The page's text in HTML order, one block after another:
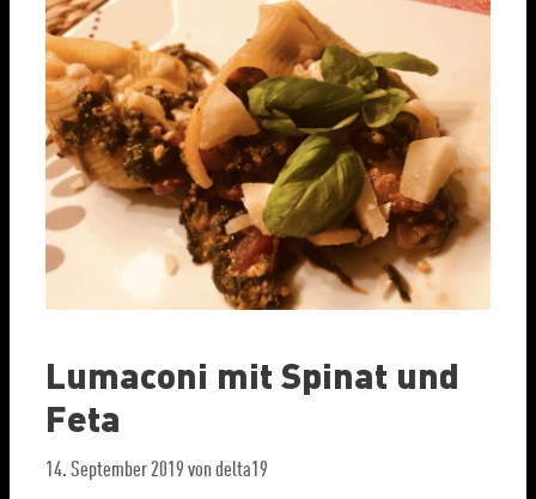
Lumaconi mit Spinat und
Feta
14. September 2019vondelta19